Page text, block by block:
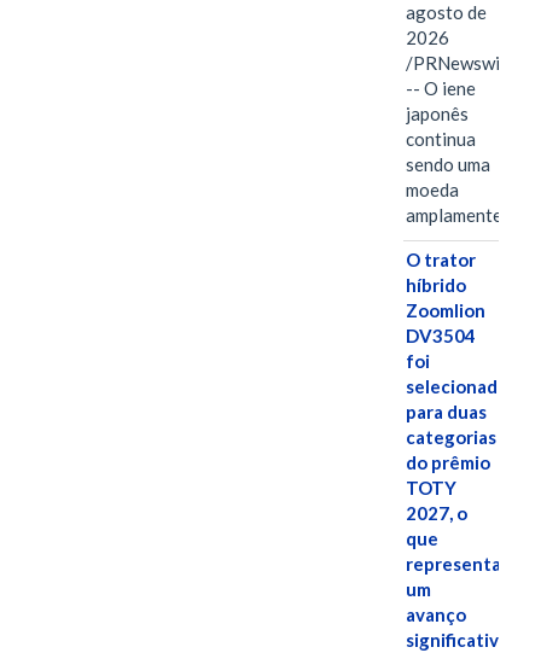
agosto de
2026
/PRNewswire/
-- O iene
japonês
continua
sendo uma
moeda
amplamente…
O trator
híbrido
Zoomlion
DV3504
foi
selecionado
para duas
categorias
do prêmio
TOTY
2027, o
que
representa
um
avanço
significativo